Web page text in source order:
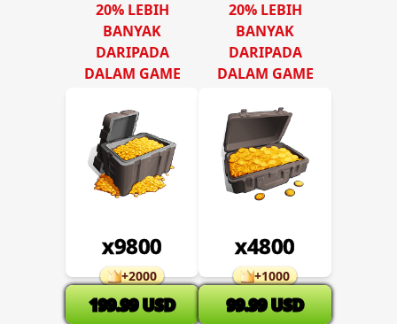
20% LEBIH
BANYAK
DARIPADA
DALAM GAME
x9800
+2000
199.99 USD
20% LEBIH
BANYAK
DARIPADA
DALAM GAME
x4800
+1000
99.99 USD